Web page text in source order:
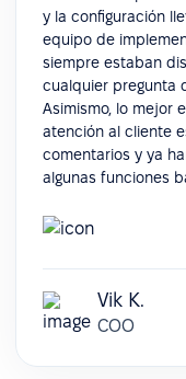
y la configuración
equipo de
siempre estaban
cualquier pregunta
Asimismo, lo mejor
atención al cliente
comentarios y ya
algunas funciones
Vik K.
COO